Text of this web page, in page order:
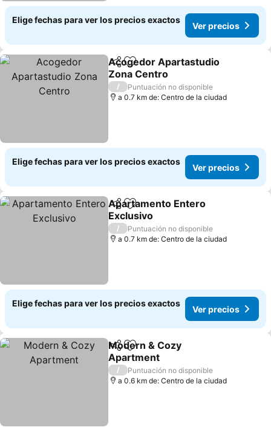
Elige fechas para ver los precios exactos
Ver precios
CompartirAgregar a favoritos
Acogedor Apartastudio
Zona Centro
Ver precios
/
Puntuación no disponible
a 0.7 km de: Centro de la ciudad
Elige fechas para ver los precios exactos
Ver precios
CompartirAgregar a favoritos
Apartamento Entero
Exclusivo
Ver precios
/
Puntuación no disponible
a 0.7 km de: Centro de la ciudad
Elige fechas para ver los precios exactos
Ver precios
CompartirAgregar a favoritos
Modern & Cozy
Apartment
Ver precios
/
Puntuación no disponible
a 0.6 km de: Centro de la ciudad